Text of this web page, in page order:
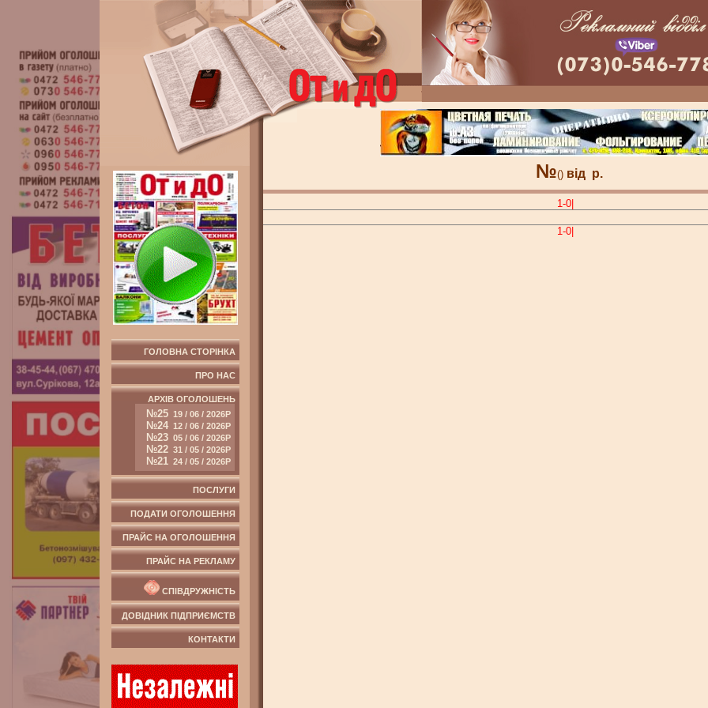
ГОЛОВНА СТОРІНКА
ПРО НАС
АРХІВ ОГОЛОШЕНЬ
№25 19 / 06 / 2026Р
№24 12 / 06 / 2026Р
№23 05 / 06 / 2026Р
№22 31 / 05 / 2026Р
№21 24 / 05 / 2026Р
ПОСЛУГИ
ПОДАТИ ОГОЛОШЕННЯ
ПРАЙС НА ОГОЛОШЕННЯ
ПРАЙС НА РЕКЛАМУ
СПІВДРУЖНІСТЬ
ДОВІДНИК ПІДПРИЄМСТВ
КОНТАКТИ
№() від р.
1-0|
1-0|